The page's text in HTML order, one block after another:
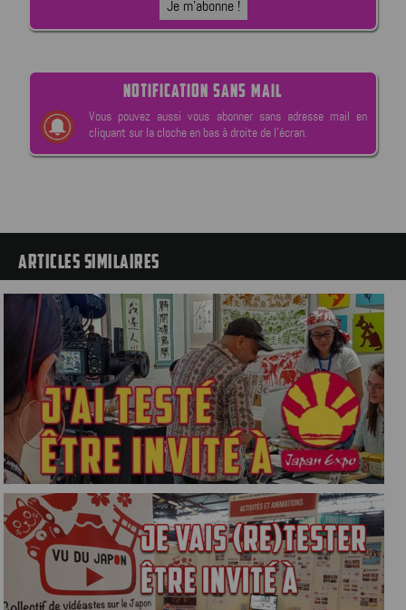
NOTIFICATION SANS MAIL
Vous pouvez aussi vous abonner sans adresse mail en
cliquant sur la cloche en bas à droite de l’écran.
ARTICLES SIMILAIRES